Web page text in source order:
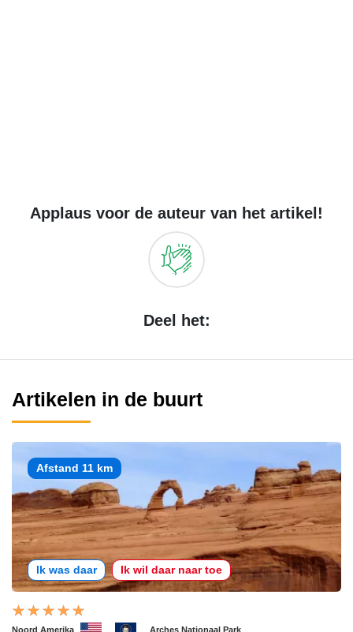
Applaus voor de auteur van het artikel!
Deel het:
Artikelen in de buurt
Afstand 11 km
Ik was daar Ik wil daar naar toe
Noord Amerika Arches Nationaal Park